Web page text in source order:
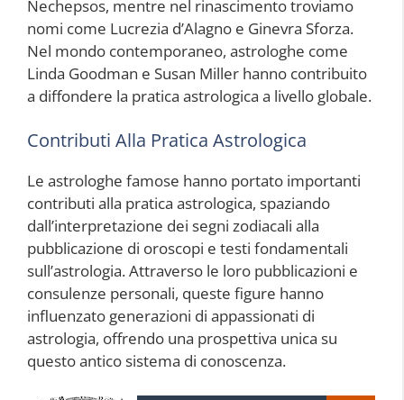
Nechepsos, mentre nel rinascimento troviamo
nomi come Lucrezia d’Alagno e Ginevra Sforza.
Nel mondo contemporaneo, astrologhe come
Linda Goodman e Susan Miller hanno contribuito
a diffondere la pratica astrologica a livello globale.
Contributi Alla Pratica Astrologica
Le astrologhe famose hanno portato importanti
contributi alla pratica astrologica, spaziando
dall’interpretazione dei segni zodiacali alla
pubblicazione di oroscopi e testi fondamentali
sull’astrologia. Attraverso le loro pubblicazioni e
consulenze personali, queste figure hanno
influenzato generazioni di appassionati di
astrologia, offrendo una prospettiva unica su
questo antico sistema di conoscenza.